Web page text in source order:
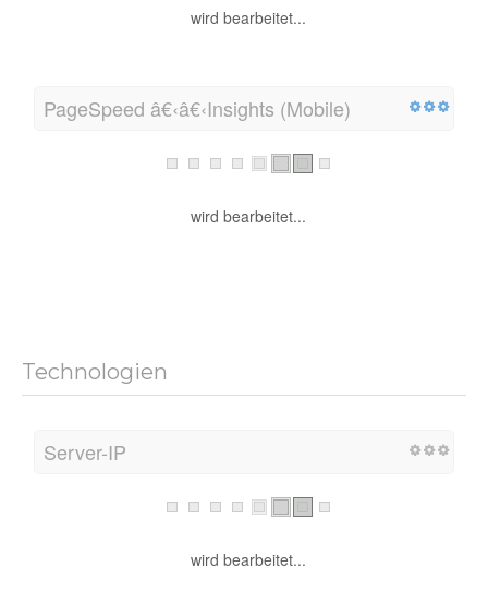
wird bearbeitet...
PageSpeed â€‹â€‹Insights (Mobile)
wird bearbeitet...
Technologien
Server-IP
wird bearbeitet...